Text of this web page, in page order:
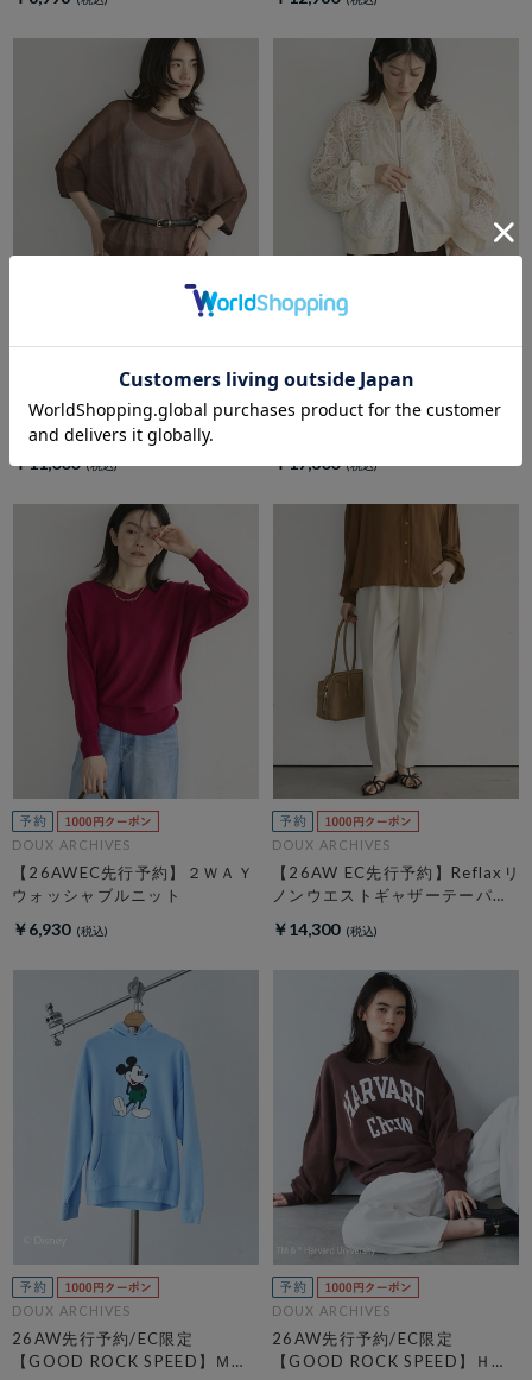
DOUX ARCHIVES
【26AW EC先行予約】ストロー
ヤーンドルマンニット
￥11,000
DOUX ARCHIVES
【26AWEC先行予約】ペイズリ
￥17,600
DOUX ARCHIVES
【26AWEC先行予約】２ＷＡＹ
ウォッシャブルニット
￥6,930
DOUX ARCHIVES
【26AW EC先行予約】Reflaxリ
ノンウエストギャザーテーパー
￥14,300
DOUX ARCHIVES
26AW先行予約/EC限定
【GOOD ROCK SPEED】ＭＩ
DOUX ARCHIVES
26AW先行予約/EC限定
【GOOD ROCK SPEED】ＨＡ